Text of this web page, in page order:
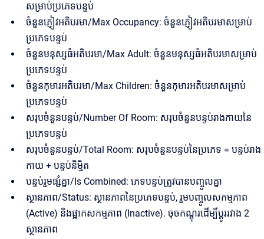
សម្រាប់ប្រភេទបន្ទប់
ចំនួនភ្ញៀវអតិបរមា/Max Occupancy: ចំនួនភ្ញៀវអតិបរមាសម្រាប់
ប្រភេទបន្ទប់
ចំនួនមនុស្សធំអតិបរមា/Max Adult: ចំនួនមនុស្សធំអតិបរមាសម្រាប់
ប្រភេទបន្ទប់
ចំនួនកុមារអតិបរមា/Max Children: ចំនួនកុមារអតិបរមាសម្រាប់
ប្រភេទបន្ទប់
សរុបចំនួនបន្ទប់/Number Of Room: សរុបចំនួនបន្ទប់រាងកាយនៃ
ប្រភេទបន្ទប់
សរុបចំនួនបន្ទប់/Total Room: សរុបចំនួនបន្ទប់នៃប្រភេទ = បន្ទប់រាង
កាយ + បន្ទប់និម្មិត
បន្ទប់រួមផ្សំគ្នា/Is Combined: ភេទបន្ទប់ត្រូវបានបញ្ចូលគ្នា
ស្ថានភាព/Status: ស្ថានភាពនៃប្រភេទបន្ទប់, រួមបញ្ចូលសកម្មភាព
(Active) និងផ្អាកសកម្មភាព (Inactive). ចុចកណ្តុរដើម្បីប្តូររវាង 2
ស្ថានភាព